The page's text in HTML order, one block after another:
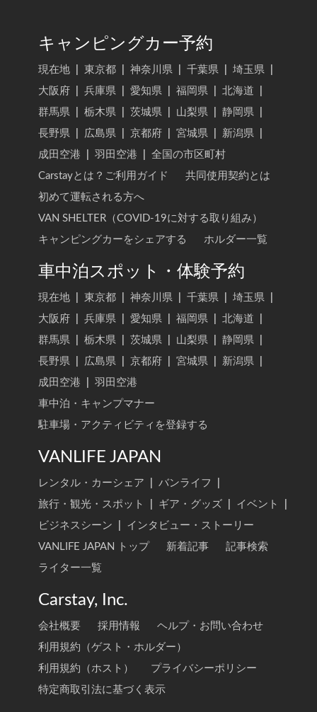
キャンピングカー予約
現在地 東京都 神奈川県 千葉県 埼玉県
大阪府
兵庫県 愛知県 福岡県 北海道
群馬県
栃木県 茨城県 山梨県 静岡県
長野県
広島県 京都府 宮城県 新潟県
成田空港
羽田空港
全国の市区町村
Carstayとは？ご利用ガイド
共同使用契約とは
初めて運転される方へ
VAN SHELTER（COVID-19に対する取り組み）
キャンピングカーをシェアする
ホルダー一覧
車中泊スポット・体験予約
現在地 東京都 神奈川県 千葉県 埼玉県
大阪府
兵庫県 愛知県 福岡県 北海道
群馬県
栃木県 茨城県 山梨県 静岡県
長野県
広島県 京都府 宮城県 新潟県
成田空港
羽田空港
車中泊・キャンプマナー
駐車場・アクティビティを登録する
VANLIFE JAPAN
レンタル・カーシェア バンライフ
旅行・観光・スポット
ギア・グッズ イベント
ビジネスシーン
インタビュー・ストーリー
VANLIFE JAPAN トップ
新着記事
記事検索
ライター一覧
Carstay, Inc.
会社概要 採用情報
ヘルプ・お問い合わせ
利用規約（ゲスト・ホルダー）
利用規約（ホスト）
プライバシーポリシー
特定商取引法に基づく表示